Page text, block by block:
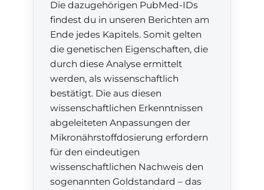
Die dazugehörigen PubMed-IDs
findest du in unseren Berichten am
Ende jedes Kapitels. Somit gelten
die genetischen Eigenschaften, die
durch diese Analyse ermittelt
werden, als wissenschaftlich
bestätigt. Die aus diesen
wissenschaftlichen Erkenntnissen
abgeleiteten Anpassungen der
Mikronährstoffdosierung erfordern
für den eindeutigen
wissenschaftlichen Nachweis den
sogenannten Goldstandard – das